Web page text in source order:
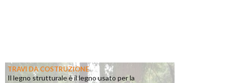
TRAVI DA COSTRUZIONE
Il legno strutturale è il legno usato per la